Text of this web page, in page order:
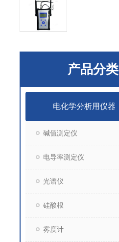
产品分类
电化学分析用仪器
碱值测定仪
电导率测定仪
光谱仪
硅酸根
雾度计